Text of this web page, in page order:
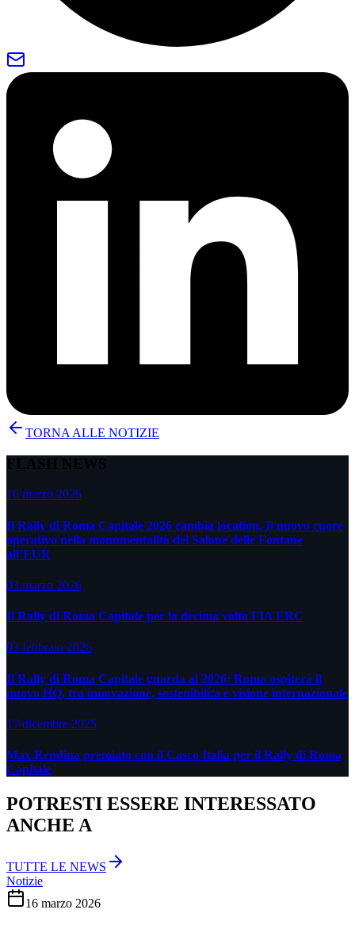
TORNA ALLE NOTIZIE
FLASH NEWS
16 marzo 2026
Il Rally di Roma Capitale 2026 cambia location. Il nuovo cuore
operativo nella monumentalità del Salone delle Fontane
all’EUR
03 marzo 2026
Il Rally di Roma Capitale per la decima volta FIA ERC
03 febbraio 2026
Il Rally di Roma Capitale guarda al 2026: Roma ospiterà il
nuovo HQ, tra innovazione, sostenibilità e visione internazionale
17 dicembre 2025
Max Rendina premiato con il Casco Italia per il Rally di Roma
Capitale
POTRESTI ESSERE INTERESSATO
ANCHE A
TUTTE LE NEWS
Notizie
16 marzo 2026